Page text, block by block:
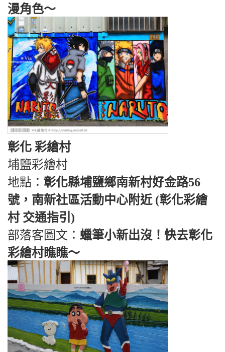
漫角色～
彰化 彩繪村
埔鹽彩繪村
地點： 彰化縣埔鹽鄉南新村好金路56
號，南新社區活動中心附近 (彰化彩繪
村 交通指引)
部落客圖文： 蠟筆小新出沒！快去彰化
彩繪村瞧瞧～